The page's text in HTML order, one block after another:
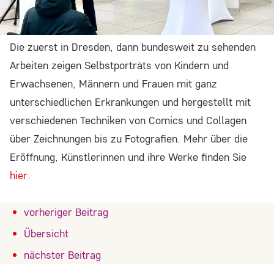
Die zuerst in Dresden, dann bundesweit zu sehenden
Arbeiten zeigen Selbstporträts von Kindern und
Erwachsenen, Männern und Frauen mit ganz
unterschiedlichen Erkrankungen und hergestellt mit
verschiedenen Techniken von Comics und Collagen
über Zeichnungen bis zu Fotografien. Mehr über die
Eröffnung, Künstlerinnen und ihre Werke finden Sie
hier.
vorheriger Beitrag
Übersicht
nächster Beitrag
Name:
cookie_consent
Zweck:
Dieser Cookie speichert die ausgewählten
Einverständnis-Optionen des Benutzers
Cookie Laufzeit:
1 Jahr
STATISTIK
Statistik Cookies erfassen Informationen
anonym. Diese Informationen helfen uns zu